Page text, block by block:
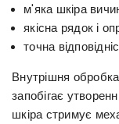
м'яка шкіра
якісна рядок і
точна
Внутрішня
запобігає
шкіра стримує